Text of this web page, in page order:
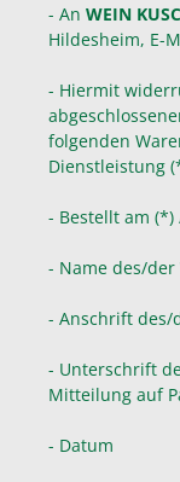
- An WEIN
Hildesheim, E-
- Hiermit
folgenden
Dienstleistung
- Bestellt am
- Name des/der
- Anschrift des/
- Unterschrift
Mitteilung auf
- Datum